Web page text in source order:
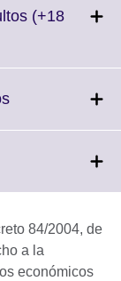
(+18
Click
84/2004, de
a la
económicos